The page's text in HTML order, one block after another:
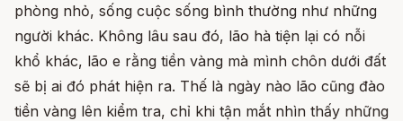
phòng nhỏ, sống cuộc sống bình thường như những
người khác. Không lâu sau đó, lão hà tiện lại có nỗi
khổ khác, lão e rằng tiền vàng mà mình chôn dưới đất
sẽ bị ai đó phát hiện ra. Thế là ngày nào lão cũng đào
tiền vàng lên kiểm tra, chỉ khi tận mắt nhìn thấy những